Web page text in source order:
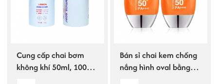
Cung cấp chai bơm
không khí 50ml, 100ml,
Bán sỉ chai kem chống
nắng hình oval bằng